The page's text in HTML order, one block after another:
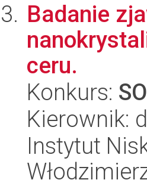
Badanie
ceru.
Konkurs:
Kierownik:
Instytut